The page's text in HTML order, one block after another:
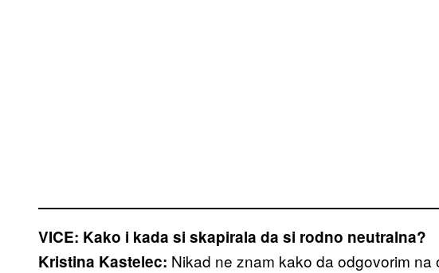
VICE: Kako i kada si skapirala da si rodno neutralna?
Kristina Kastelec: Nikad ne znam kako da odgovorim